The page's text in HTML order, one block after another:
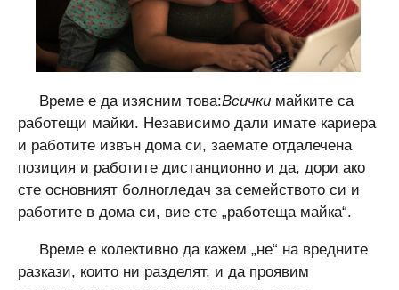
Време е да изясним това:Всички майките са
работещи майки. Независимо дали имате кариера
и работите извън дома си, заемате отдалечена
позиция и работите дистанционно и да, дори ако
сте основният болногледач за семейството си и
работите в дома си, вие сте „работеща майка“.
Време е колективно да кажем „не“ на вредните
разкази, които ни разделят, и да проявим